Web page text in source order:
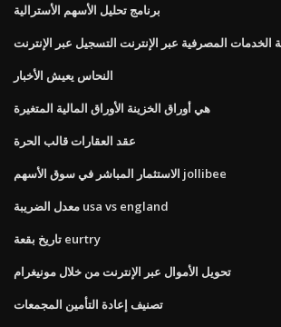
برنامج تحليل الأسهم الأسترالية
الخدمات المصرفية عبر الإنترنت التسجيل عبر الإنترنت
النحاس يعيش الأخبار
هي أوراق الخزينة الأوراق المالية المتغيرة
عقد العقارات قالب الحرة
الاستثمار المباشر في سوق الأسهم jollibee
معدل الضريبة usa vs england
تاريخ بقعة eurtry
تحويل الأموال عبر الإنترنت من خلال مونيغرام
تصنيف إعادة التأمين المجمعات